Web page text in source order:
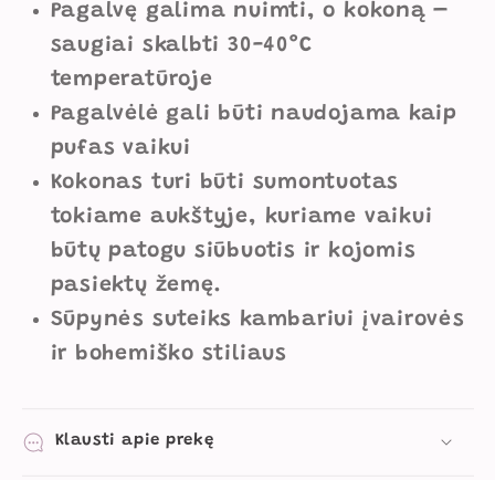
Pagalvę galima nuimti, o kokoną –
saugiai skalbti 30-40°C
temperatūroje
Pagalvėlė gali būti naudojama kaip
pufas vaikui
Kokonas turi būti sumontuotas
tokiame aukštyje, kuriame vaikui
būtų patogu siūbuotis ir kojomis
pasiektų žemę.
Sūpynės suteiks kambariui įvairovės
ir bohemiško stiliaus
Klausti apie prekę